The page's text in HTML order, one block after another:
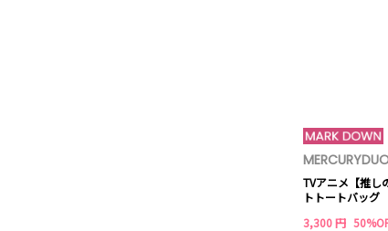
TVアニメ【推し
トトートバッグ
3,300 円